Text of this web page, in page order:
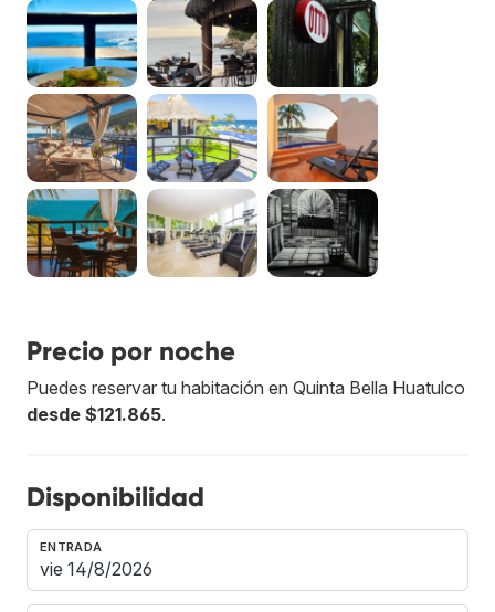
Precio por noche
Puedes reservar tu habitación en Quinta Bella Huatulco
desde $121.865.
Disponibilidad
ENTRADA